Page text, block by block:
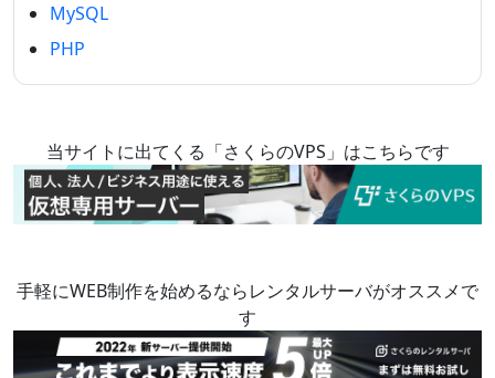
MySQL
PHP
当サイトに出てくる「さくらのVPS」はこちらです
手軽にWEB制作を始めるならレンタルサーバがオススメで
す